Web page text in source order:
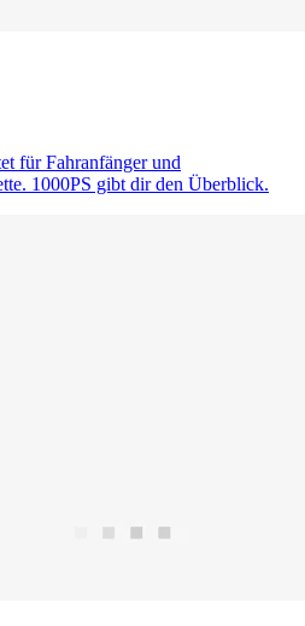
für Fahranfänger und
1000PS gibt dir den Überblick.